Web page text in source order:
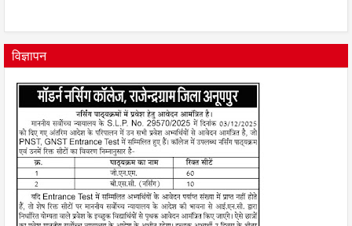
विज्ञापन